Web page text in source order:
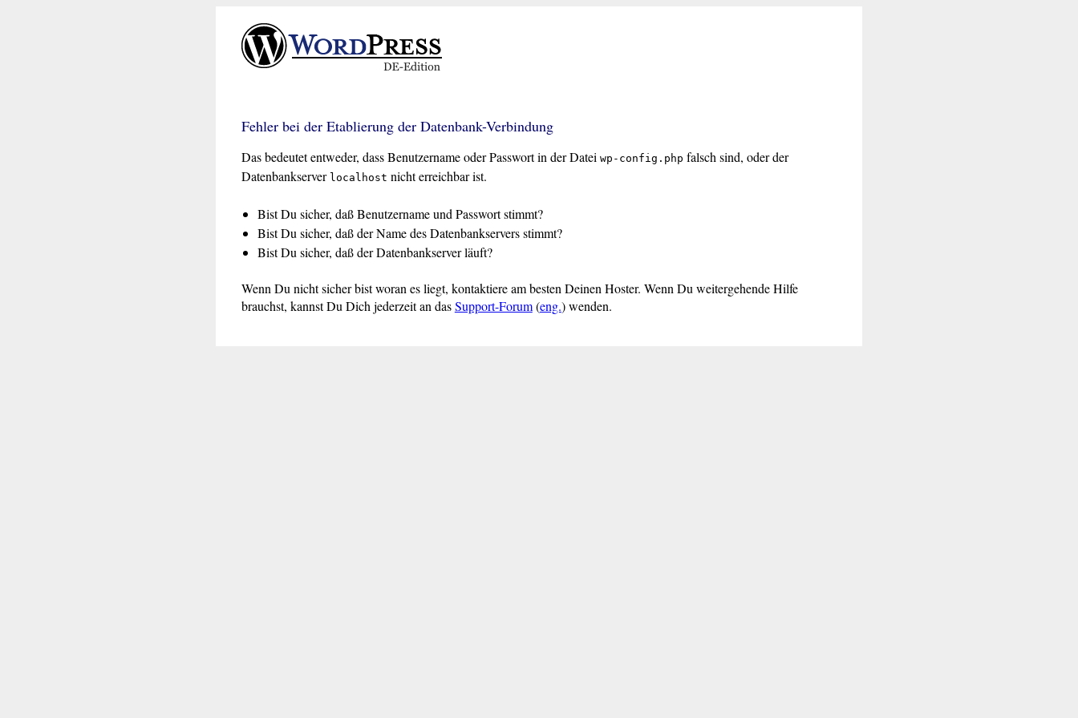
Fehler bei der Etablierung der Datenbank-Verbindung
Das bedeutet entweder, dass Benutzername oder Passwort in der Datei wp-config.php falsch sind, oder der
Datenbankserver localhost nicht erreichbar ist.
Bist Du sicher, daß Benutzername und Passwort stimmt?
Bist Du sicher, daß der Name des Datenbankservers stimmt?
Bist Du sicher, daß der Datenbankserver läuft?
Wenn Du nicht sicher bist woran es liegt, kontaktiere am besten Deinen Hoster. Wenn Du weitergehende Hilfe
brauchst, kannst Du Dich jederzeit an dasSupport-Forum(eng.) wenden.